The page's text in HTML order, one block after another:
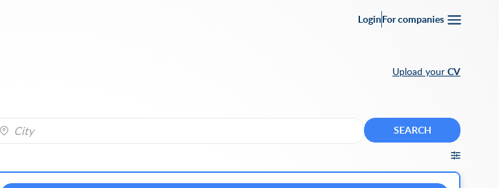
LoginFor companies
Upload your CV
City
SEARCH